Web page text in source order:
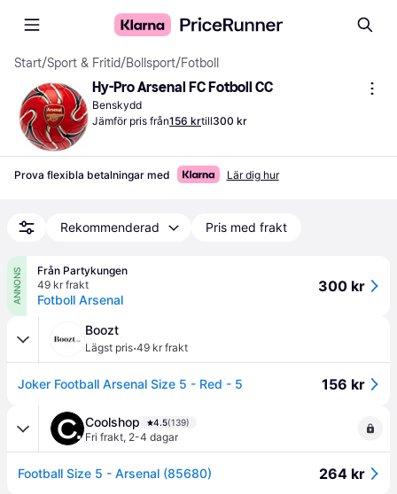
Start/Sport & Fritid/Bollsport/Fotboll
Hy-Pro Arsenal FC Fotboll CC
Benskydd
Jämför pris från156 krtill300 kr
Prova flexibla betalningar med Lär dig hur
Rekommenderad Pris med frakt
ANNONS
Från Partykungen
49 kr frakt
Fotboll Arsenal
300 kr
Boozt
Lägst pris·49 kr frakt
Joker Football Arsenal Size 5 - Red - 5 156 kr
Coolshop 4.5(139)
Fri frakt, 2-4 dagar
Football Size 5 - Arsenal (85680) 264 kr